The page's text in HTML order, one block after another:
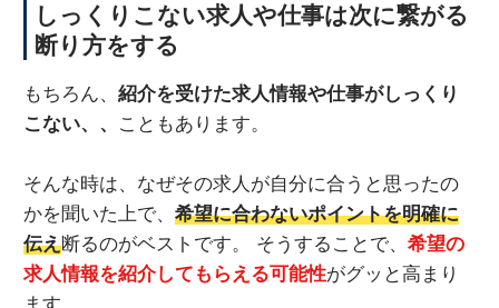
しっくりこない求人や仕事は次に繋がる
断り方をする
もちろん、 紹介を受けた求人情報や仕事がしっくり
こない、、
こともあります。
そんな時は、なぜその求人が自分に合うと思ったの
かを聞いた上で、 希望に合わないポイントを明確に
伝え断るのがベストです。 そうすることで、 希望の
求人情報を紹介してもらえる可能性がグッと高まり
ます。